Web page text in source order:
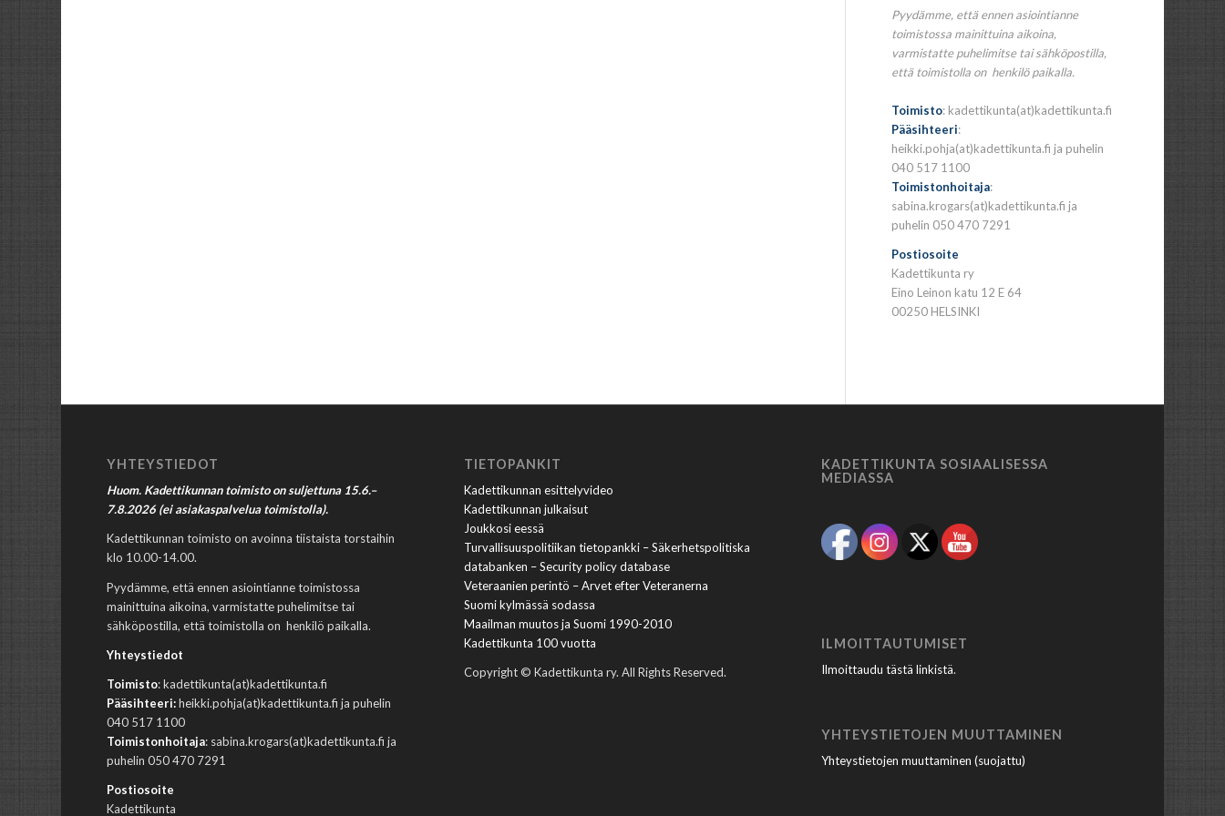
Pyydämme, että ennen asiointianne
toimistossa mainittuina aikoina,
varmistatte puhelimitse tai sähköpostilla,
että toimistolla on henkilö paikalla.
Toimisto: kadettikunta(at)kadettikunta.fi
Pääsihteeri:
heikki.pohja(at)kadettikunta.fi ja puhelin
040 517 1100
Toimistonhoitaja:
sabina.krogars(at)kadettikunta.fi ja
puhelin 050 470 7291
Postiosoite
Kadettikunta ry
Eino Leinon katu 12 E 64
00250 HELSINKI
YHTEYSTIEDOT
Huom. Kadettikunnan toimisto on suljettuna 15.6.–
7.8.2026 (ei asiakaspalvelua toimistolla).
Kadettikunnan toimisto on avoinna tiistaista torstaihin
klo 10.00-14.00.
Pyydämme, että ennen asiointianne toimistossa
mainittuina aikoina, varmistatte puhelimitse tai
sähköpostilla, että toimistolla on henkilö paikalla.
Yhteystiedot
Toimisto: kadettikunta(at)kadettikunta.fi
Pääsihteeri:heikki.pohja(at)kadettikunta.fi ja puhelin
040 517 1100
Toimistonhoitaja: sabina.krogars(at)kadettikunta.fi ja
puhelin 050 470 7291
Postiosoite
Kadettikunta
TIETOPANKIT
Kadettikunnan esittelyvideo
Kadettikunnan julkaisut
Joukkosi eessä
Turvallisuuspolitiikan tietopankki – Säkerhetspolitiska
databanken – Security policy database
Veteraanien perintö – Arvet efter Veteranerna
Suomi kylmässä sodassa
Maailman muutos ja Suomi 1990-2010
Kadettikunta 100 vuotta
Copyright © Kadettikunta ry. All Rights Reserved.
KADETTIKUNTA SOSIAALISESSA
MEDIASSA
ILMOITTAUTUMISET
Ilmoittaudu tästä linkistä.
YHTEYSTIETOJEN MUUTTAMINEN
Yhteystietojen muuttaminen (suojattu)